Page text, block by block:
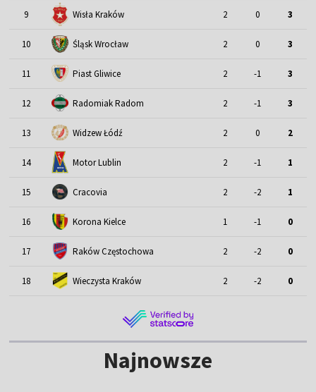
9 Wisła Kraków 2 0 3
10 Śląsk Wrocław 2 0 3
11 Piast Gliwice 2 -1 3
12 Radomiak Radom 2 -1 3
13 Widzew Łódź 2 0 2
14 Motor Lublin 2 -1 1
15 Cracovia 2 -2 1
16 Korona Kielce 1 -1 0
17 Raków Częstochowa 2 -2 0
18 Wieczysta Kraków 2 -2 0
Najnowsze